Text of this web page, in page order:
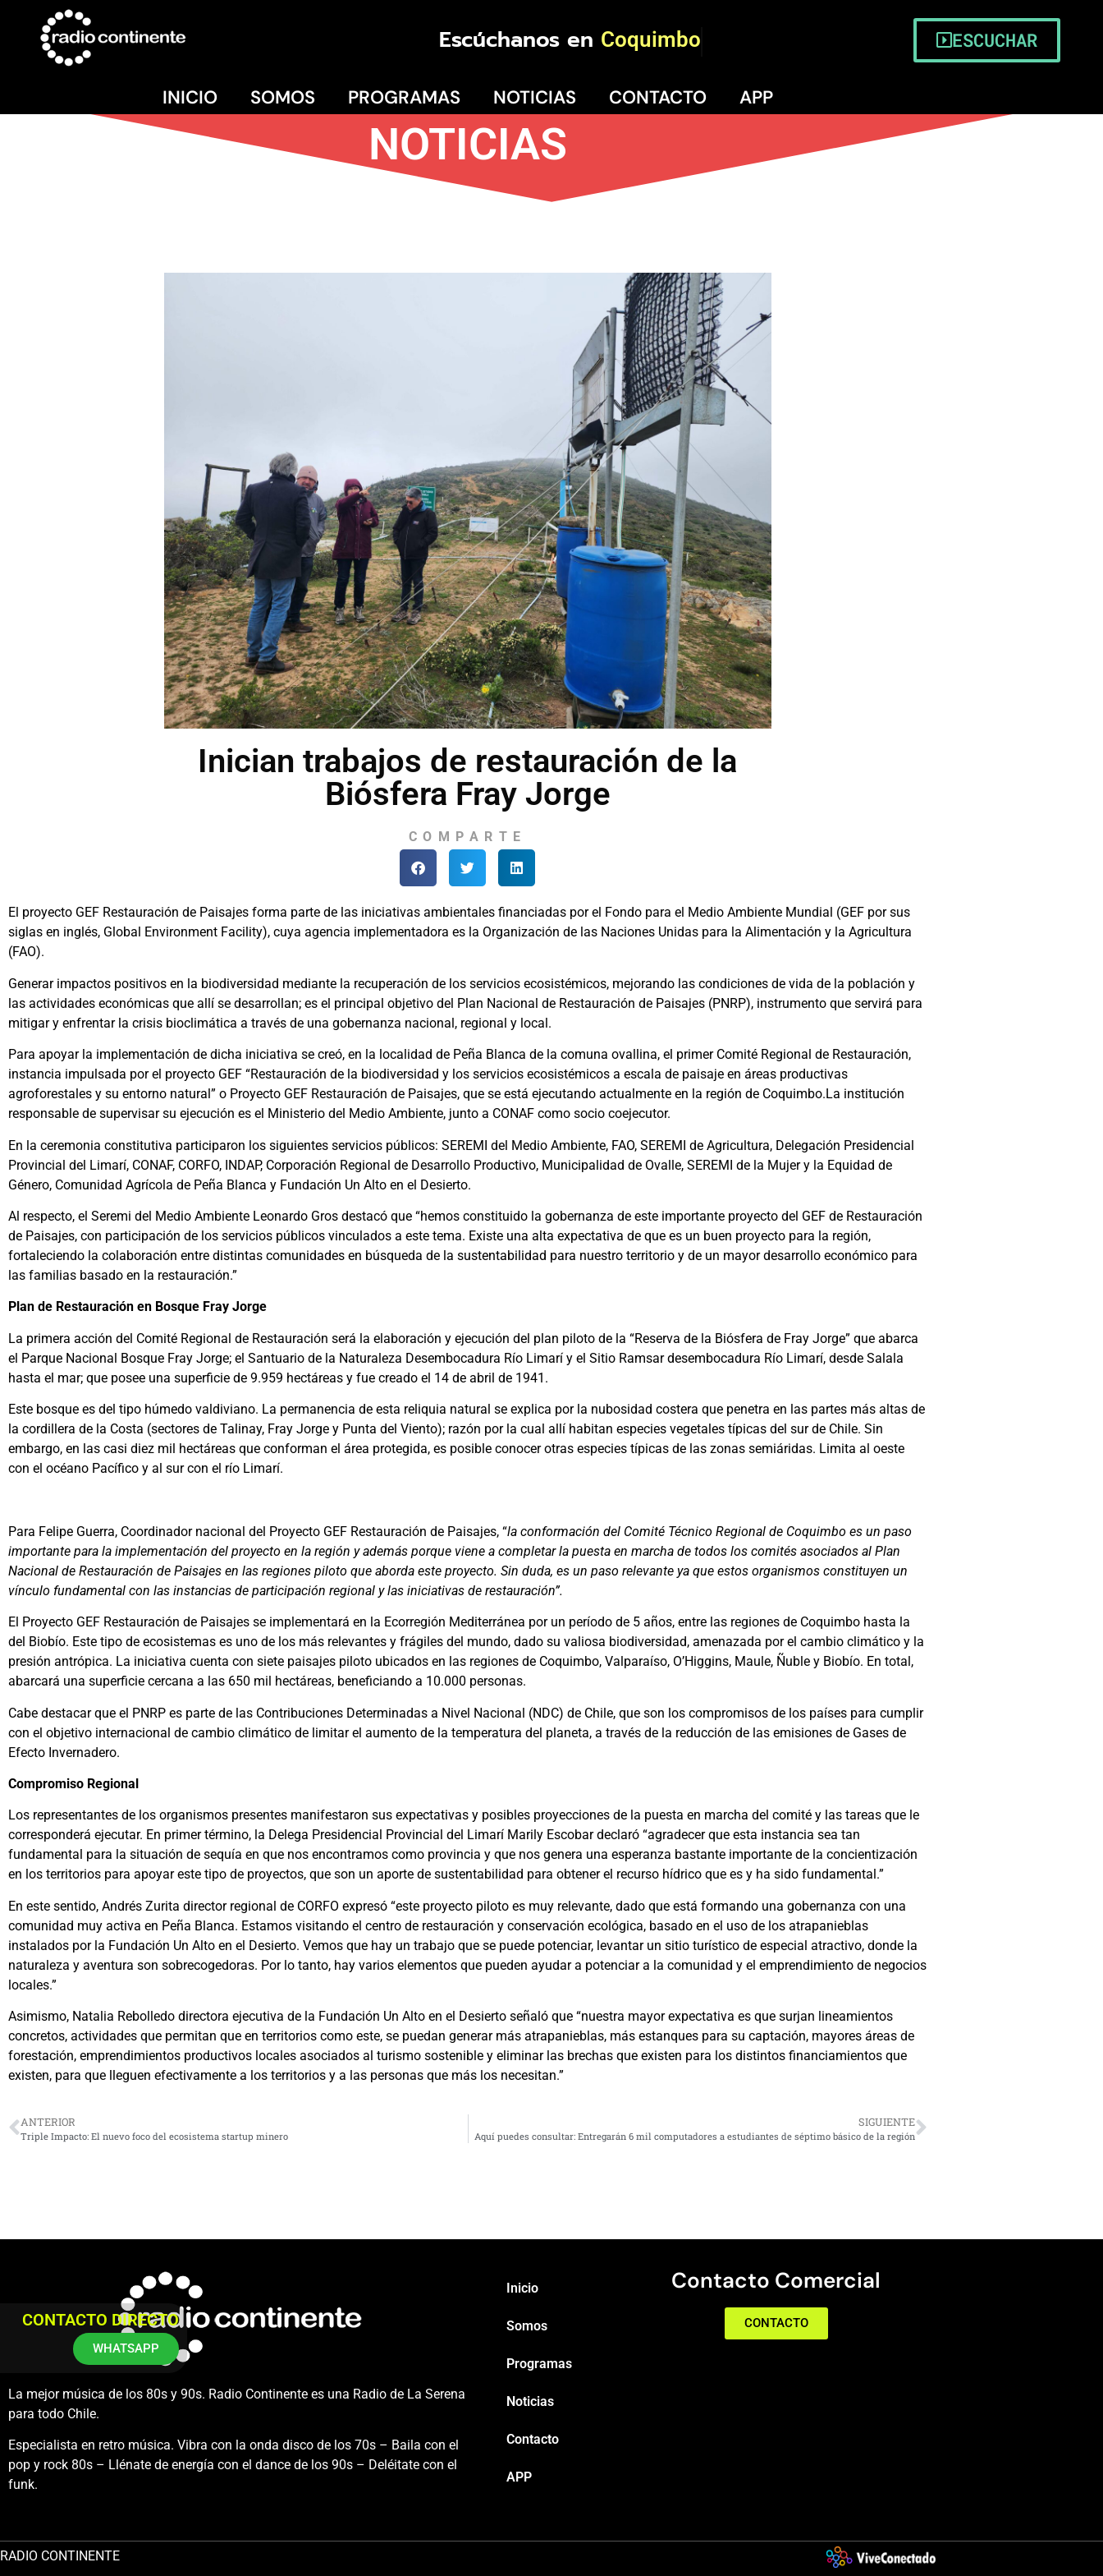
Escúchanos en Coquimbo ESCUCHAR
INICIO SOMOS PROGRAMAS NOTICIAS CONTACTO APP
NOTICIAS
Inician trabajos de restauración de la
Biósfera Fray Jorge
COMPARTE
El proyecto GEF Restauración de Paisajes forma parte de las iniciativas ambientales financiadas por el Fondo para el Medio Ambiente Mundial (GEF por sus
siglas en inglés, Global Environment Facility), cuya agencia implementadora es la Organización de las Naciones Unidas para la Alimentación y la Agricultura
(FAO).
Generar impactos positivos en la biodiversidad mediante la recuperación de los servicios ecosistémicos, mejorando las condiciones de vida de la población y
las actividades económicas que allí se desarrollan; es el principal objetivo del Plan Nacional de Restauración de Paisajes (PNRP), instrumento que servirá para
mitigar y enfrentar la crisis bioclimática a través de una gobernanza nacional, regional y local.
Para apoyar la implementación de dicha iniciativa se creó, en la localidad de Peña Blanca de la comuna ovallina, el primer Comité Regional de Restauración,
instancia impulsada por el proyecto GEF “Restauración de la biodiversidad y los servicios ecosistémicos a escala de paisaje en áreas productivas
agroforestales y su entorno natural” o Proyecto GEF Restauración de Paisajes, que se está ejecutando actualmente en la región de Coquimbo.La institución
responsable de supervisar su ejecución es el Ministerio del Medio Ambiente, junto a CONAF como socio coejecutor.
En la ceremonia constitutiva participaron los siguientes servicios públicos: SEREMI del Medio Ambiente, FAO, SEREMI de Agricultura, Delegación Presidencial
Provincial del Limarí, CONAF, CORFO, INDAP, Corporación Regional de Desarrollo Productivo, Municipalidad de Ovalle, SEREMI de la Mujer y la Equidad de
Género, Comunidad Agrícola de Peña Blanca y Fundación Un Alto en el Desierto.
Al respecto, el Seremi del Medio Ambiente Leonardo Gros destacó que “hemos constituido la gobernanza de este importante proyecto del GEF de Restauración
de Paisajes, con participación de los servicios públicos vinculados a este tema. Existe una alta expectativa de que es un buen proyecto para la región,
fortaleciendo la colaboración entre distintas comunidades en búsqueda de la sustentabilidad para nuestro territorio y de un mayor desarrollo económico para
las familias basado en la restauración.”
Plan de Restauración en Bosque Fray Jorge
La primera acción del Comité Regional de Restauración será la elaboración y ejecución del plan piloto de la “Reserva de la Biósfera de Fray Jorge” que abarca
el Parque Nacional Bosque Fray Jorge; el Santuario de la Naturaleza Desembocadura Río Limarí y el Sitio Ramsar desembocadura Río Limarí, desde Salala
hasta el mar; que posee una superficie de 9.959 hectáreas y fue creado el 14 de abril de 1941.
Este bosque es del tipo húmedo valdiviano. La permanencia de esta reliquia natural se explica por la nubosidad costera que penetra en las partes más altas de
la cordillera de la Costa (sectores de Talinay, Fray Jorge y Punta del Viento); razón por la cual allí habitan especies vegetales típicas del sur de Chile. Sin
embargo, en las casi diez mil hectáreas que conforman el área protegida, es posible conocer otras especies típicas de las zonas semiáridas. Limita al oeste
con el océano Pacífico y al sur con el río Limarí.
Para Felipe Guerra, Coordinador nacional del Proyecto GEF Restauración de Paisajes, “la conformación del Comité Técnico Regional de Coquimbo es un paso
importante para la implementación del proyecto en la región y además porque viene a completar la puesta en marcha de todos los comités asociados al Plan
Nacional de Restauración de Paisajes en las regiones piloto que aborda este proyecto. Sin duda, es un paso relevante ya que estos organismos constituyen un
vínculo fundamental con las instancias de participación regional y las iniciativas de restauración”.
El Proyecto GEF Restauración de Paisajes se implementará en la Ecorregión Mediterránea por un período de 5 años, entre las regiones de Coquimbo hasta la
del Biobío. Este tipo de ecosistemas es uno de los más relevantes y frágiles del mundo, dado su valiosa biodiversidad, amenazada por el cambio climático y la
presión antrópica. La iniciativa cuenta con siete paisajes piloto ubicados en las regiones de Coquimbo, Valparaíso, O’Higgins, Maule, Ñuble y Biobío. En total,
abarcará una superficie cercana a las 650 mil hectáreas, beneficiando a 10.000 personas.
Cabe destacar que el PNRP es parte de las Contribuciones Determinadas a Nivel Nacional (NDC) de Chile, que son los compromisos de los países para cumplir
con el objetivo internacional de cambio climático de limitar el aumento de la temperatura del planeta, a través de la reducción de las emisiones de Gases de
Efecto Invernadero.
Compromiso Regional
Los representantes de los organismos presentes manifestaron sus expectativas y posibles proyecciones de la puesta en marcha del comité y las tareas que le
corresponderá ejecutar. En primer término, la Delega Presidencial Provincial del Limarí Marily Escobar declaró “agradecer que esta instancia sea tan
fundamental para la situación de sequía en que nos encontramos como provincia y que nos genera una esperanza bastante importante de la concientización
en los territorios para apoyar este tipo de proyectos, que son un aporte de sustentabilidad para obtener el recurso hídrico que es y ha sido fundamental.”
En este sentido, Andrés Zurita director regional de CORFO expresó “este proyecto piloto es muy relevante, dado que está formando una gobernanza con una
comunidad muy activa en Peña Blanca. Estamos visitando el centro de restauración y conservación ecológica, basado en el uso de los atrapanieblas
instalados por la Fundación Un Alto en el Desierto. Vemos que hay un trabajo que se puede potenciar, levantar un sitio turístico de especial atractivo, donde la
naturaleza y aventura son sobrecogedoras. Por lo tanto, hay varios elementos que pueden ayudar a potenciar a la comunidad y el emprendimiento de negocios
locales.”
Asimismo, Natalia Rebolledo directora ejecutiva de la Fundación Un Alto en el Desierto señaló que “nuestra mayor expectativa es que surjan lineamientos
concretos, actividades que permitan que en territorios como este, se puedan generar más atrapanieblas, más estanques para su captación, mayores áreas de
forestación, emprendimientos productivos locales asociados al turismo sostenible y eliminar las brechas que existen para los distintos financiamientos que
existen, para que lleguen efectivamente a los territorios y a las personas que más los necesitan.”
ANTERIOR
Triple Impacto: El nuevo foco del ecosistema startup minero
SIGUIENTE
Aquí puedes consultar: Entregarán 6 mil computadores a estudiantes de séptimo básico de la región
La mejor música de los 80s y 90s. Radio Continente es una Radio de La Serena
para todo Chile.
Especialista en retro música. Vibra con la onda disco de los 70s – Baila con el
pop y rock 80s – Llénate de energía con el dance de los 90s – Deléitate con el
funk.
Inicio
Somos
Programas
Noticias
Contacto
APP
Contacto Comercial
CONTACTO
RADIO CONTINENTE
CONTACTO DIRECTO
WHATSAPP